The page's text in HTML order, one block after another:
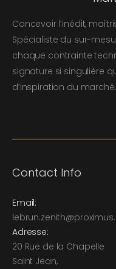
Concevoir l’inédit,
Spécialiste du sur-
chaque contrainte
signature si singulière
d’inspiration du marché.
Contact Info
Email:
l
Adresse:
20 Rue de la Chapelle
Saint Jean,